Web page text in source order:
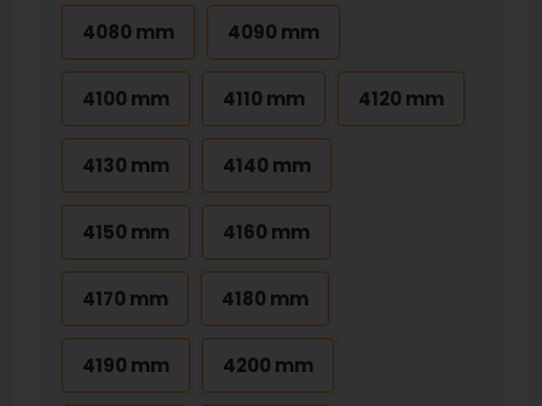
4080 mm 4090 mm
4100 mm 4110 mm 4120 mm
4130 mm 4140 mm
4150 mm 4160 mm
4170 mm 4180 mm
4190 mm 4200 mm